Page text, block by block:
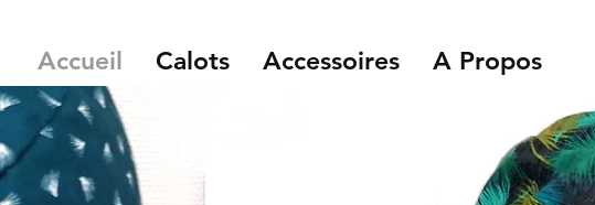
Accueil Calots Accessoires A Propos